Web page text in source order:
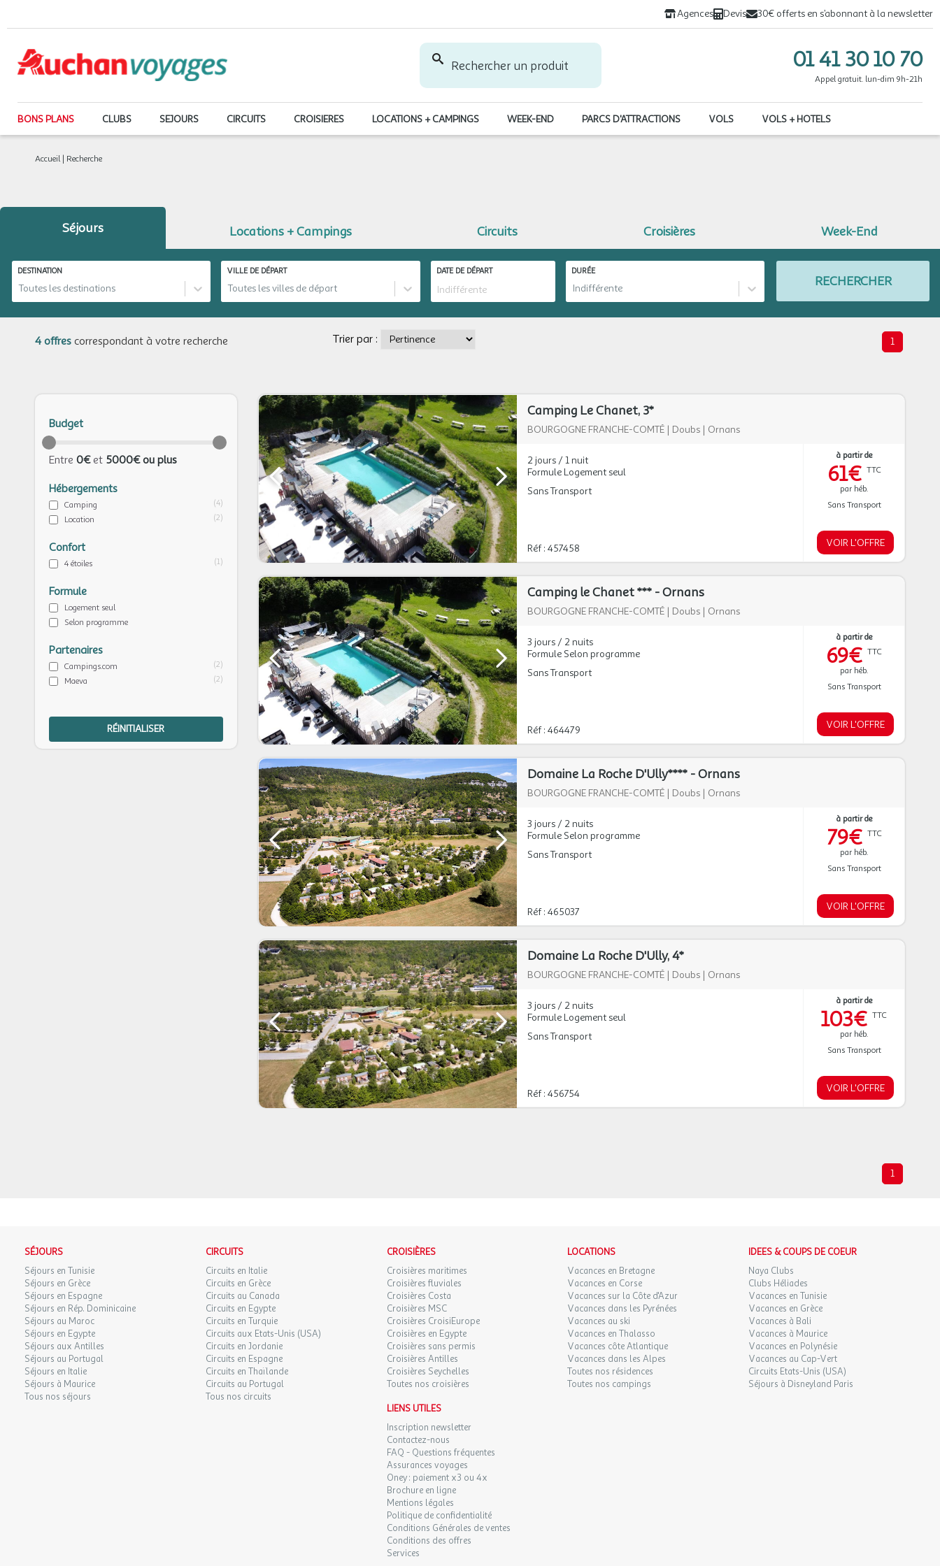
Agences Devis 30€ offerts en s’abonnant à la newsletter
Rechercher un produit 01 41 30 10 70
Appel gratuit. lun-dim 9h-21h
BONS PLANS CLUBS SEJOURS CIRCUITS CROISIERES LOCATIONS + CAMPINGS WEEK-END PARCS D'ATTRACTIONS VOLS VOLS + HOTELS
Accueil Recherche
Séjours Locations + Campings Circuits Croisières Week-End
DESTINATION
Toutes les destinations
VILLE DE DÉPART
Toutes les villes de départ
DATE DE DÉPART DURÉE
Indifférente RECHERCHER
4 offres correspondant à votre recherche Trier par : 1
Budget
Entre 0€et 5000€ ou plus
Hébergements
Camping (4)
Location (2)
Confort
4 étoiles (1)
Formule
Logement seul
Selon programme
Partenaires
Campings.com (2)
Maeva (2)
RÉINITIALISER
Camping Le Chanet, 3*
BOURGOGNE FRANCHE-COMTÉ | Doubs | Ornans
2 jours / 1 nuit
Formule Logement seul
Sans Transport
Réf : 457458
à partir de
61€ TTC
par héb.
Sans Transport
VOIR L'OFFRE
Camping le Chanet *** - Ornans
BOURGOGNE FRANCHE-COMTÉ | Doubs | Ornans
3 jours / 2 nuits
Formule Selon programme
Sans Transport
Réf : 464479
à partir de
69€ TTC
par héb.
Sans Transport
VOIR L'OFFRE
Domaine La Roche D'Ully**** - Ornans
BOURGOGNE FRANCHE-COMTÉ | Doubs | Ornans
3 jours / 2 nuits
Formule Selon programme
Sans Transport
Réf : 465037
à partir de
79€ TTC
par héb.
Sans Transport
VOIR L'OFFRE
Domaine La Roche D'Ully, 4*
BOURGOGNE FRANCHE-COMTÉ | Doubs | Ornans
3 jours / 2 nuits
Formule Logement seul
Sans Transport
Réf : 456754
à partir de
103€ TTC
par héb.
Sans Transport
VOIR L'OFFRE
1
SÉJOURS
Séjours en Tunisie
Séjours en Grèce
Séjours en Espagne
Séjours en Rép. Dominicaine
Séjours au Maroc
Séjours en Egypte
Séjours aux Antilles
Séjours au Portugal
Séjours en Italie
Séjours à Maurice
Tous nos séjours
CIRCUITS
Circuits en Italie
Circuits en Grèce
Circuits au Canada
Circuits en Egypte
Circuits en Turquie
Circuits aux Etats-Unis (USA)
Circuits en Jordanie
Circuits en Espagne
Circuits en Thaïlande
Circuits au Portugal
Tous nos circuits
CROISIÈRES
Croisières maritimes
Croisières fluviales
Croisières Costa
Croisières MSC
Croisières CroisiEurope
Croisières en Egypte
Croisières sans permis
Croisières Antilles
Croisières Seychelles
Toutes nos croisières
LOCATIONS
Vacances en Bretagne
Vacances en Corse
Vacances sur la Côte d'Azur
Vacances dans les Pyrénées
Vacances au ski
Vacances en Thalasso
Vacances côte Atlantique
Vacances dans les Alpes
Toutes nos résidences
Toutes nos campings
IDEES & COUPS DE COEUR
Naya Clubs
Clubs Héliades
Vacances en Tunisie
Vacances en Grèce
Vacances à Bali
Vacances à Maurice
Vacances en Polynésie
Vacances au Cap-Vert
Circuits Etats-Unis (USA)
Séjours à Disneyland Paris
LIENS UTILES
Inscription newsletter
Contactez-nous
FAQ - Questions fréquentes
Assurances voyages
Oney : paiement x3 ou 4x
Brochure en ligne
Mentions légales
Politique de confidentialité
Conditions Générales de ventes
Conditions des offres
Services